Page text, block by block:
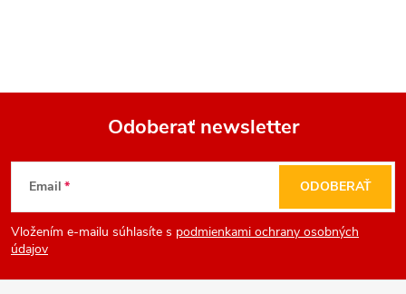
Z
á
p
Odoberať newsletter
Email
Vložením e-mailu súhlasíte s podmienkami ochrany osobných
údajov
ODOBERAŤ